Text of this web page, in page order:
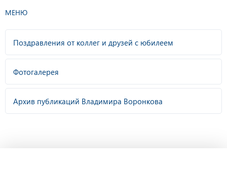
МЕНЮ
Поздравления от коллег и друзей с юбилеем
Фотогалерея
Архив публикаций Владимира Воронкова